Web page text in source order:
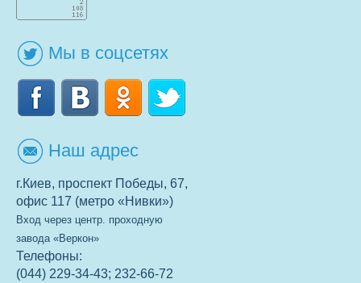
Мы в соцсетях
Наш адрес
г.Киев, проспект Победы, 67,
офис 117 (метро «Нивки»)
Вход через центр. проходную
завода «Веркон»
Телефоны:
(044) 229-34-43; 232-66-72